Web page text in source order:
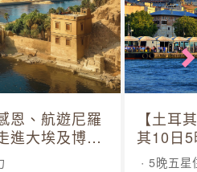
恩、航遊尼羅
進大埃及博物
【土耳
其10日
5晚五星